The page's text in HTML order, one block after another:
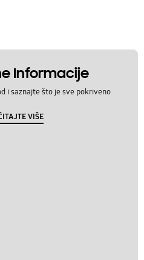
Informacije
i saznajte što je sve pokriveno
VIŠE